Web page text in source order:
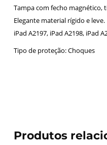
Tampa com fecho magnético,
Elegante material rígido e leve.
iPad A2197, iPad A2198, iPad
Tipo de proteção: Choques
Produtos